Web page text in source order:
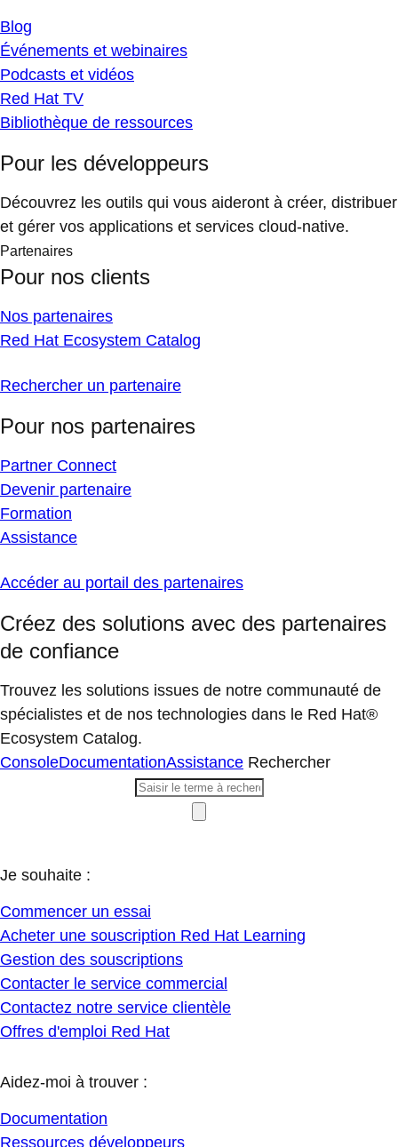
Blog
Événements et webinaires
Podcasts et vidéos
Red Hat TV
Bibliothèque de ressources
Pour les développeurs
Découvrez les outils qui vous aideront à créer, distribuer
et gérer vos applications et services cloud-native.
Partenaires
Pour nos clients
Nos partenaires
Red Hat Ecosystem Catalog
Rechercher un partenaire
Pour nos partenaires
Partner Connect
Devenir partenaire
Formation
Assistance
Accéder au portail des partenaires
Créez des solutions avec des partenaires
de confiance
Trouvez les solutions issues de notre communauté de
spécialistes et de nos technologies dans le Red Hat®
Ecosystem Catalog.
ConsoleDocumentationAssistance Rechercher
Je souhaite :
Commencer un essai
Acheter une souscription Red Hat Learning
Gestion des souscriptions
Contacter le service commercial
Contactez notre service clientèle
Offres d'emploi Red Hat
Aidez-moi à trouver :
Documentation
Ressources développeurs